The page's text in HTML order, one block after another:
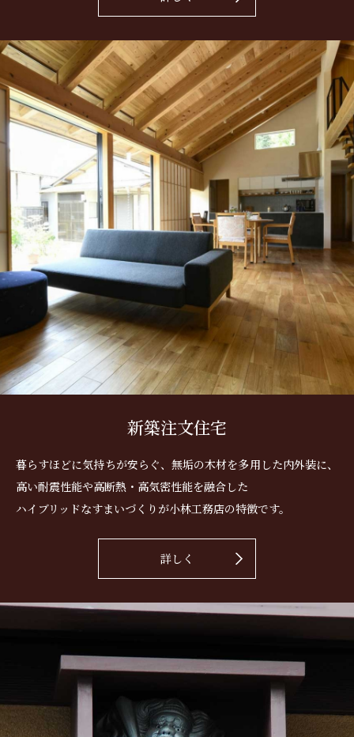
新築注文住宅
暮らすほどに気持ちが安らぐ、無垢の木材を多用した内外装に、
高い耐震性能や高断熱・高気密性能を融合した
ハイブリッドなすまいづくりが小林工務店の特徴です。
詳しく